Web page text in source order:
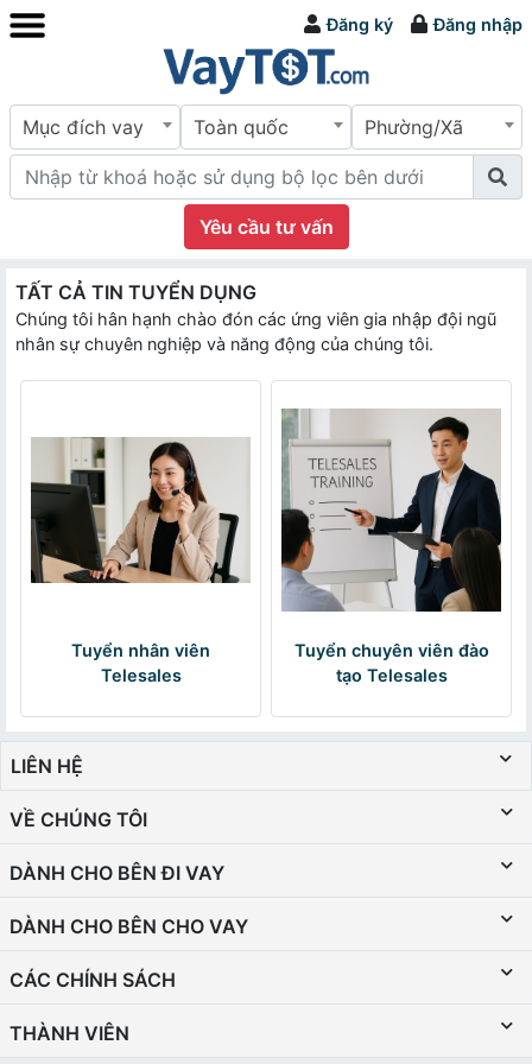
Đăng ký Đăng nhập
Mục đích vay Toàn quốc Phường/Xã
Yêu cầu tư vấn
TẤT CẢ TIN TUYỂN DỤNG
Chúng tôi hân hạnh chào đón các ứng viên gia nhập đội ngũ
nhân sự chuyên nghiệp và năng động của chúng tôi.
Tuyển nhân viên
Telesales
Tuyển chuyên viên đào
tạo Telesales
LIÊN HỆ
VỀ CHÚNG TÔI
DÀNH CHO BÊN ĐI VAY
DÀNH CHO BÊN CHO VAY
CÁC CHÍNH SÁCH
THÀNH VIÊN